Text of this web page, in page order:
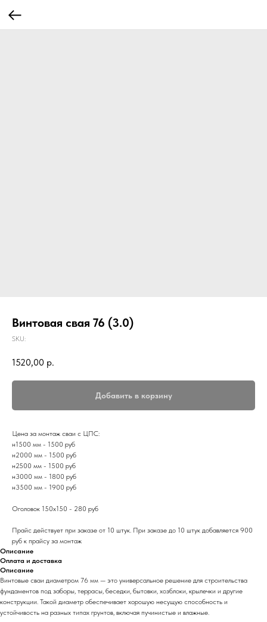
Винтовая свая 76 (3.0)
SKU:
1520,00 р.
Добавить в корзину
Цена за монтаж сваи с ЦПС:
н1500 мм - 1500 руб
н2000 мм - 1500 руб
н2500 мм - 1500 руб
н3000 мм - 1800 руб
н3500 мм - 1900 руб
Оголовок 150х150 - 280 руб
Прайс действует при заказе от 10 штук. При заказе до 10 штук добавляется 900
руб к прайсу за монтаж
Описание
Оплата и доставка
Описание
Винтовые сваи диаметром 76 мм — это универсальное решение для строительства
фундаментов под заборы, террасы, беседки, бытовки, хозблоки, крылечки и другие
конструкции. Такой диаметр обеспечивает хорошую несущую способность и
устойчивость на разных типах грунтов, включая пучинистые и влажные.